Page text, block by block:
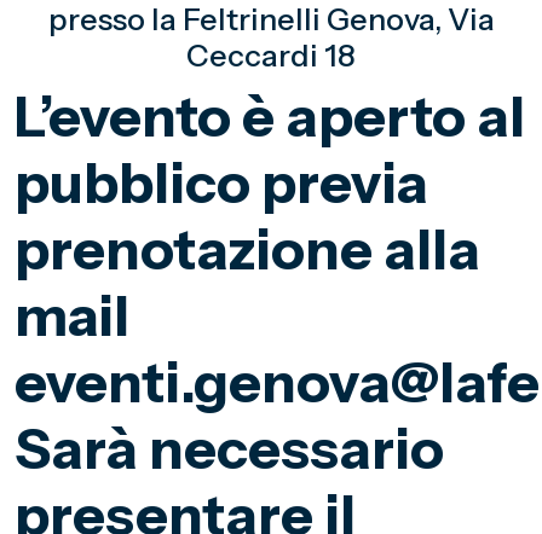
presso la Feltrinelli Genova, Via
Ceccardi 18
L’evento è aperto al
pubblico previa
prenotazione alla
mail
Sarà necessario
presentare il